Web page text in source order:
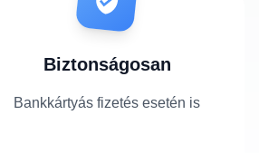
Biztonságosan
Bankkártyás fizetés esetén is